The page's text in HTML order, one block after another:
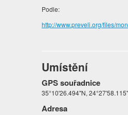
Podle:
http://www.preveli.org/files/
Umístění
GPS souřadnice
35°10'26.494"N,
Adresa